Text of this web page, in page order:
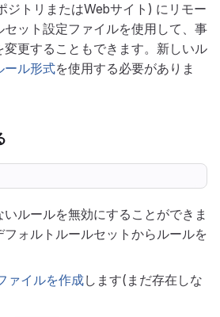
ジトリまたはWebサイト) にリモー
セット設定ファイルを使用して、事
更することもできます。新しいル
ール形式を使用する必要がありま
ルールを無効にすることができま
ォルトルールセットからルールを
ァイルを作成します(まだ存在しな